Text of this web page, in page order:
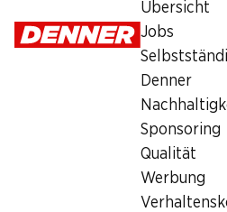
Übersicht
Jobs
Denner
Sponsoring
Qualität
Werbung
Bargeldbezug mit